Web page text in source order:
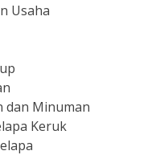
Usaha
dan Minuman
Keruk